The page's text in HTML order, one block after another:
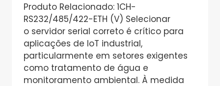
Produto Relacionado: 1CH-
RS232/485/422-ETH (V) Selecionar
o servidor serial correto é crítico para
aplicações de IoT industrial,
particularmente em setores exigentes
como tratamento de água e
monitoramento ambiental. À medida